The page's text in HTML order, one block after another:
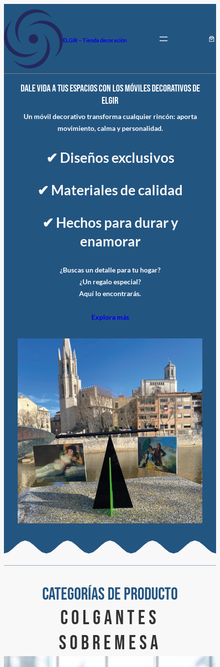
Saltar
al
contenido
ELGIR – Tienda decoración
Dale vida a tus espacios con los móviles decorativos de
ElGir
Un móvil decorativo transforma cualquier rincón: aporta
movimiento, calma y personalidad.
✔ Diseños exclusivos
✔ Materiales de calidad
✔ Hechos para durar y
enamorar
¿Buscas un detalle para tu hogar?
¿Un regalo especial?
Aquí lo encontrarás.
Explora más
categorías de producto
colgantes
sobremesa